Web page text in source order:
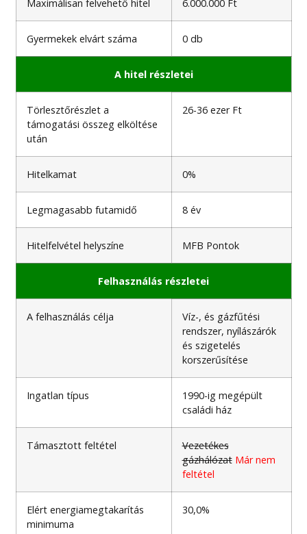
Maximálisan felvehető hitel 6.000.000 Ft
Gyermekek elvárt száma 0 db
A hitel részletei
Törlesztőrészlet a
támogatási összeg elköltése
után
26-36 ezer Ft
Hitelkamat 0%
Legmagasabb futamidő 8 év
Hitelfelvétel helyszíne MFB Pontok
Felhasználás részletei
A felhasználás célja
Víz-, és gázfűtési
rendszer, nyílászárók
és szigetelés
korszerűsítése
Ingatlan típus
1990-ig megépült
családi ház
Támasztott feltétel
Vezetékes
gázhálózat Már nem
feltétel
Elért energiamegtakarítás
minimuma
30,0%